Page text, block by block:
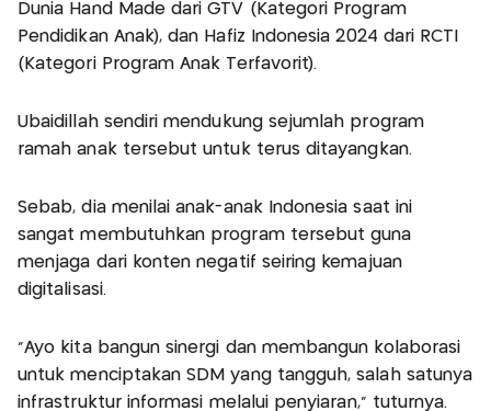
Dunia Hand Made dari GTV (Kategori Program
Pendidikan Anak), dan Hafiz Indonesia 2024 dari RCTI
(Kategori Program Anak Terfavorit).
Ubaidillah sendiri mendukung sejumlah program
ramah anak tersebut untuk terus ditayangkan.
Sebab, dia menilai anak-anak Indonesia saat ini
sangat membutuhkan program tersebut guna
menjaga dari konten negatif seiring kemajuan
digitalisasi.
"Ayo kita bangun sinergi dan membangun kolaborasi
untuk menciptakan SDM yang tangguh, salah satunya
infrastruktur informasi melalui penyiaran," tuturnya.